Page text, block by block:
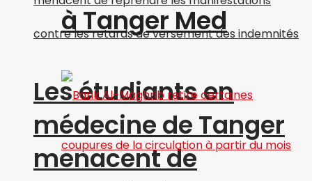
Les étudiants en
médecine de Tanger
menacent de
à Tanger Med